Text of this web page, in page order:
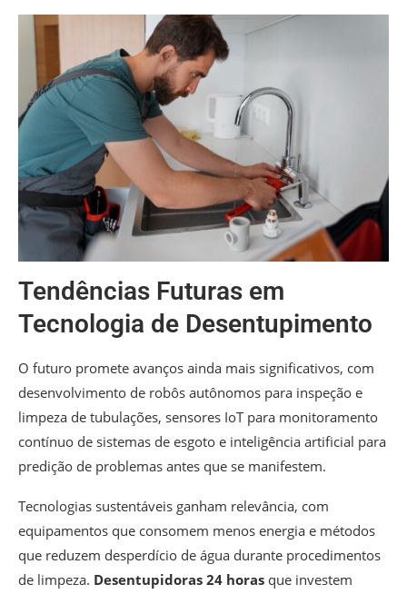
Tendências Futuras em
Tecnologia de Desentupimento
O futuro promete avanços ainda mais significativos, com
desenvolvimento de robôs autônomos para inspeção e
limpeza de tubulações, sensores IoT para monitoramento
contínuo de sistemas de esgoto e inteligência artificial para
predição de problemas antes que se manifestem.
Tecnologias sustentáveis ganham relevância, com
equipamentos que consomem menos energia e métodos
que reduzem desperdício de água durante procedimentos
de limpeza. Desentupidoras 24 horas que investem